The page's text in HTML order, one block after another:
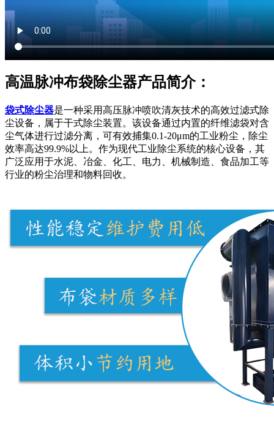
高温脉冲布袋除尘器产品简介：
袋式除尘器是一种采用高压脉冲喷吹清灰技术的高效过滤式除
尘设备，属于干式除尘装置。该设备通过内置的纤维滤袋对含
尘气体进行过滤分离，可有效捕集0.1-20μm的工业粉尘，除尘
效率高达99.9%以上。作为现代工业除尘系统的核心设备，其
广泛应用于水泥、冶金、化工、电力、机械制造、食品加工等
行业的粉尘治理和物料回收。